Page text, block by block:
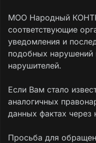
МОО Народный
соответствующие
уведомления и
подобных нарушений
нарушителей.
Если Вам стало
аналогичных
данных фактах
Просьба для